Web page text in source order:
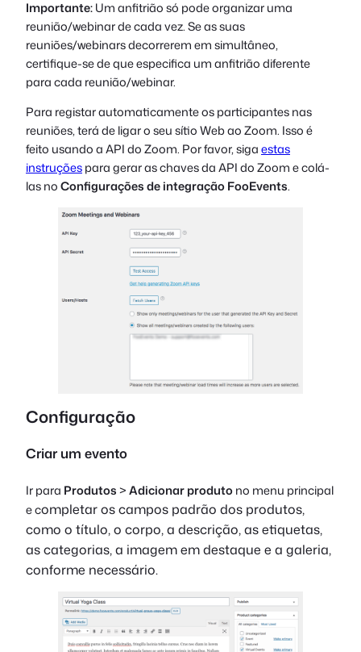
Importante:Um anfitrião só pode organizar uma
reunião/webinar de cada vez. Se as suas
reuniões/webinars decorrerem em simultâneo,
certifique-se de que especifica um anfitrião diferente
para cada reunião/webinar.
Para registar automaticamente os participantes nas
reuniões, terá de ligar o seu sítio Web ao Zoom. Isso é
feito usando a API do Zoom. Por favor, sigaestas
instruçõespara gerar as chaves da API do Zoom e colá-
las noConfigurações de integração FooEvents.
Configuração
Criar um evento
Ir para Produtos>Adicionar produtono menu principal
e completar os campos padrão dos produtos,
como o título, o corpo, a descrição, as etiquetas,
as categorias, a imagem em destaque e a galeria,
conforme necessário.